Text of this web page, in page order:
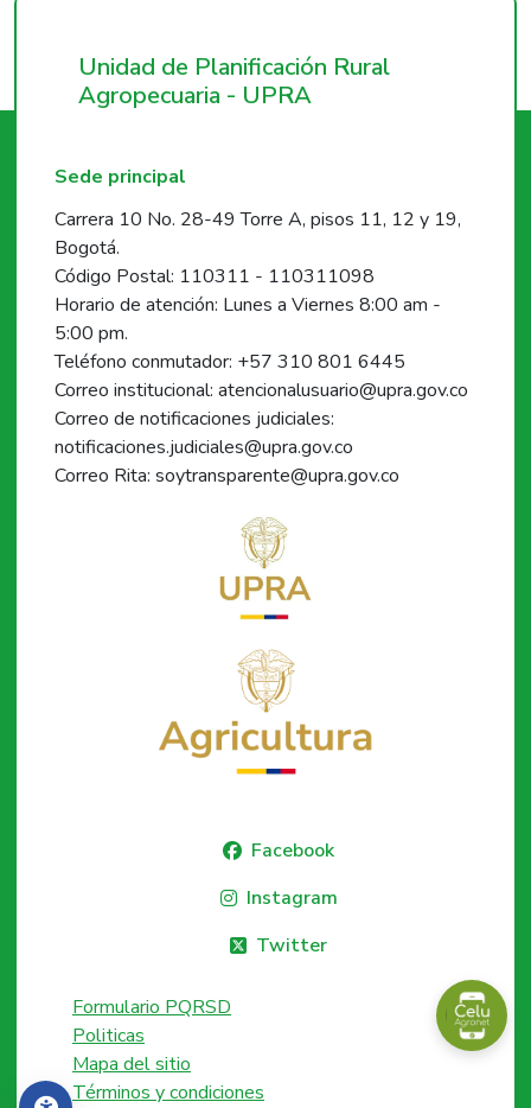
Unidad de Planificación Rural
Agropecuaria - UPRA
Sede principal
Carrera 10 No. 28-49 Torre A, pisos 11, 12 y 19,
Bogotá.
Código Postal: 110311 - 110311098
Horario de atención: Lunes a Viernes 8:00 am -
5:00 pm.
Teléfono conmutador: +57 310 801 6445
Correo institucional: atencionalusuario@upra.gov.co
Correo de notificaciones judiciales:
notificaciones.judiciales@upra.gov.co
Correo Rita: soytransparente@upra.gov.co
Facebook
Instagram
Twitter
Formulario PQRSD
Politicas
Mapa del sitio
Términos y condiciones